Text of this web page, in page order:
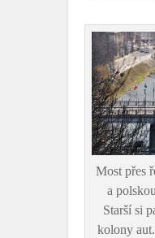
Most přes
a
Starší si
kolony